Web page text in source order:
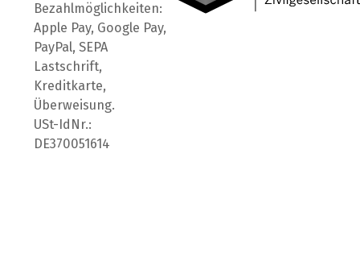
Bezahlmöglichkeiten:
Apple Pay, Google Pay,
PayPal, SEPA
Lastschrift,
Kreditkarte,
Überweisung.
USt-IdNr.:
DE370051614